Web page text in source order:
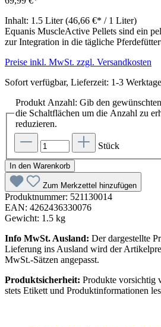
Inhalt: 1.5 Liter(46,66 €* / 1 Liter)
Equanis MuscleActive Pellets sind ein
zur Integration in die tägliche
Preise inkl. MwSt. zzgl. Versandkosten
Sofort verfügbar, Lieferzeit: 1-3 Werktage
Produkt Anzahl: Gib den
die Schaltflächen um die Anzahl zu
reduzieren.
Stück
In den Warenkorb
Zum Merkzettel hinzufügen
Produktnummer: 521130014
EAN: 4262436330076
Gewicht: 1.5 kg
Info MwSt. Ausland: Der dargestellte
Lieferung ins Ausland wird der
MwSt.-Sätzen angepasst.
Produktsicherheit: Produkte vorsichtig
stets Etikett und Produktinformationen